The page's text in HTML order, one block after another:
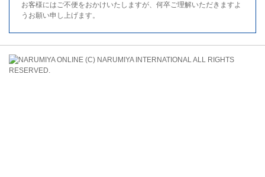
お客様にはご不便をおかけいたしますが、何卒ご理解いただきますよ
うお願い申し上げます。